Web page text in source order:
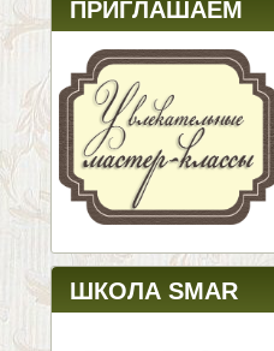
ПРИГЛАШАЕМ
ШКОЛА SMAR